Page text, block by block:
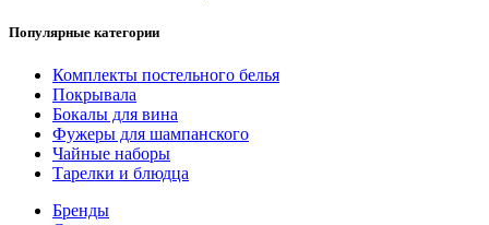
Популярные категории
Комплекты постельного белья
Покрывала
Бокалы для вина
Фужеры для шампанского
Чайные наборы
Тарелки и блюдца
Бренды